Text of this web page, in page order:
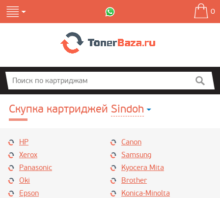
0
Скупка картриджей Sindoh
HP
Canon
Xerox
Samsung
Panasonic
Kyocera Mita
Oki
Brother
Epson
Konica-Minolta